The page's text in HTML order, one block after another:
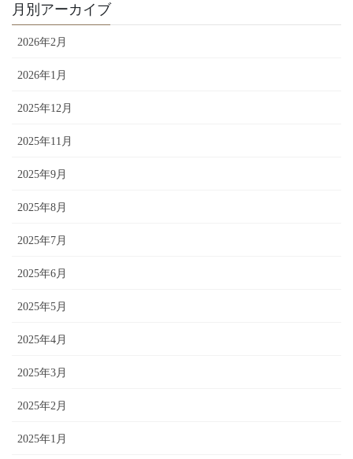
月別アーカイブ
2026年2月
2026年1月
2025年12月
2025年11月
2025年9月
2025年8月
2025年7月
2025年6月
2025年5月
2025年4月
2025年3月
2025年2月
2025年1月